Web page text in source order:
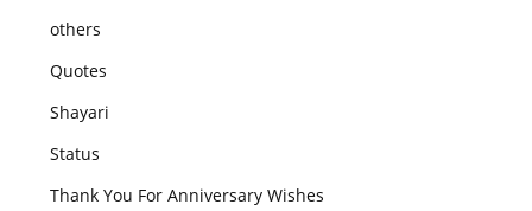
others
Quotes
Shayari
Status
Thank You For Anniversary Wishes